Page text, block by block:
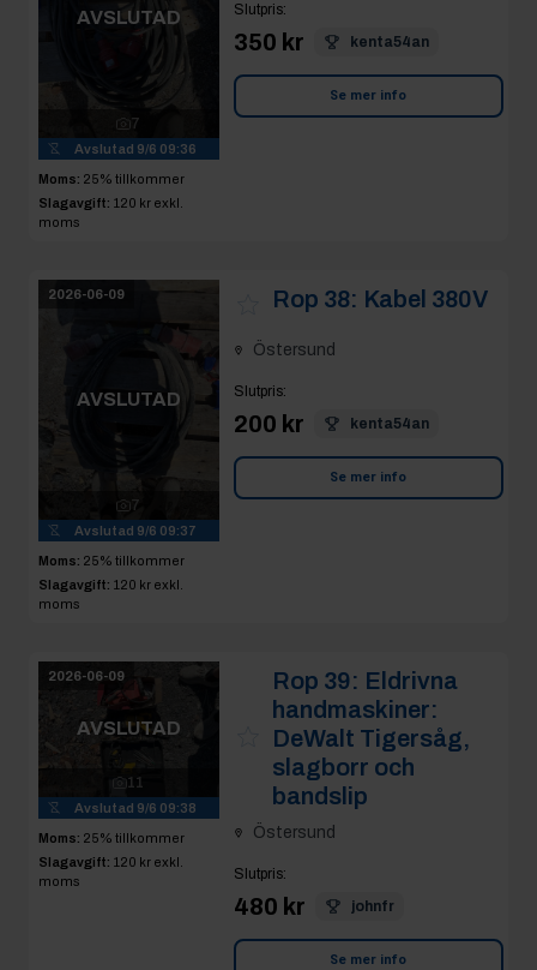
AVSLUTAD
7
Avslutad 9/6 09:36
Moms: 25% tillkommer
Slagavgift: 120 kr exkl.
moms
Slutpris:
350 kr kenta54an
Se mer info
2026-06-09
AVSLUTAD
7
Avslutad 9/6 09:37
Moms: 25% tillkommer
Slagavgift: 120 kr exkl.
moms
Rop 38: Kabel 380V
Östersund
Slutpris:
200 kr kenta54an
Se mer info
2026-06-09
AVSLUTAD
11
Avslutad 9/6 09:38
Moms: 25% tillkommer
Slagavgift: 120 kr exkl.
moms
Rop 39: Eldrivna
handmaskiner:
DeWalt Tigersåg,
slagborr och
bandslip
Östersund
Slutpris:
480 kr johnfr
Se mer info